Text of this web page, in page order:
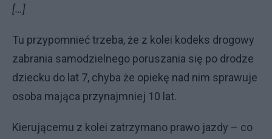
[…]
Tu przypomnieć trzeba, że z kolei kodeks drogowy
zabrania samodzielnego poruszania się po drodze
dziecku do lat 7, chyba że opiekę nad nim sprawuje
osoba mająca przynajmniej 10 lat.
Kierującemu z kolei zatrzymano prawo jazdy – co